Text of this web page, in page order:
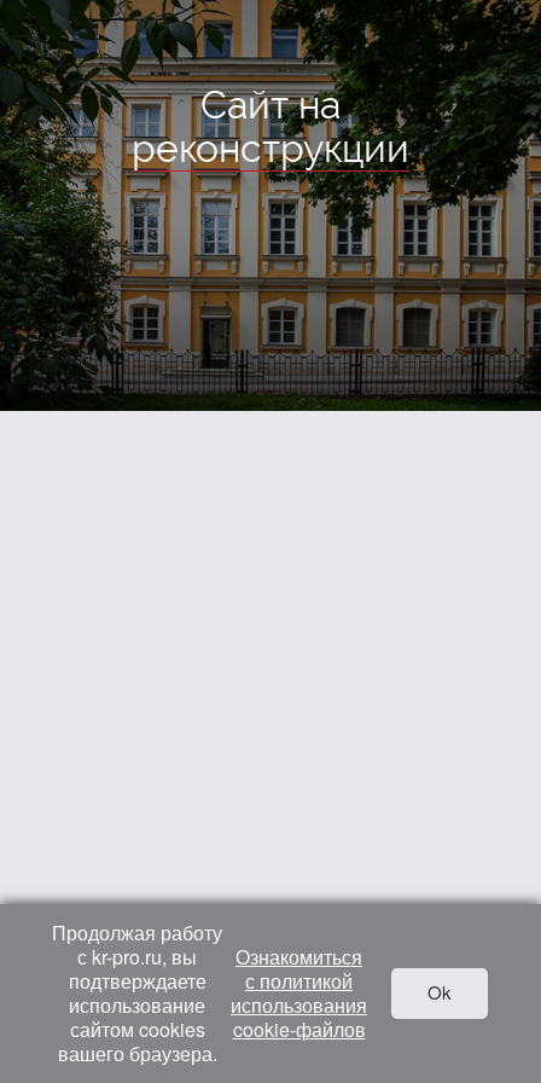
Сайт на
реконструкции
Продолжая работу
с kr-pro.ru, вы
подтверждаете
использование
сайтом cookies
вашего браузера.
Ознакомиться
с политикой
использования
cookie-файлов
Ok